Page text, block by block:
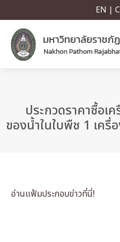
EN |
ประกวดราคาซื้อเ
ของน้ำในใบพืช 1 เครื่
อ่านแฟ้มประกอบข่าวที่นี่!